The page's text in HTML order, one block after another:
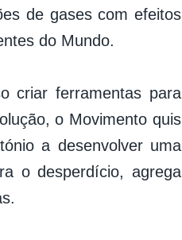
de gases com efeitos
do Mundo.
criar ferramentas para
o Movimento quis
a desenvolver uma
o desperdício, agrega